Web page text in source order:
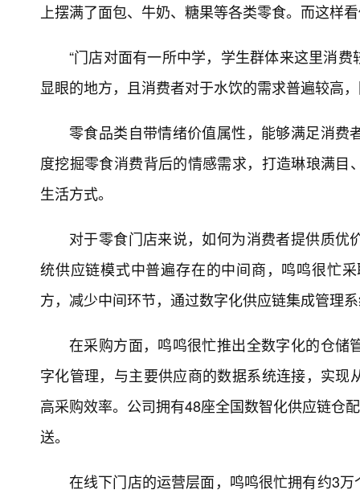
上摆满了面包、牛奶、糖果等各类零食。而这样
“门店对面有一所中学，学生群体来这里消
显眼的地方，且消费者对于水饮的需求普遍较高
零食品类自带情绪价值属性，能够满足消
度挖掘零食消费背后的情感需求，打造琳琅满
生活方式。
对于零食门店来说，如何为消费者提供质
统供应链模式中普遍存在的中间商，鸣鸣很忙
方，减少中间环节，通过数字化供应链集成管理
在采购方面，鸣鸣很忙推出全数字化的仓
字化管理，与主要供应商的数据系统连接，实
高采购效率。公司拥有48座全国数智化供应链仓
送。
在线下门店的运营层面，鸣鸣很忙拥有约3